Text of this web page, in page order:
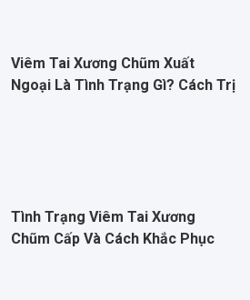
Viêm Tai Xương Chũm Xuất
Ngoại Là Tình Trạng Gì? Cách Trị
Tình Trạng Viêm Tai Xương
Chũm Cấp Và Cách Khắc Phục